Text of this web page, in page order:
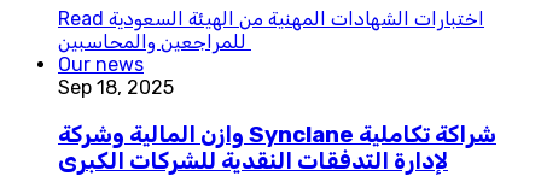
Read اختبارات الشهادات المهنية من الهيئة السعودية
Our news
Sep 18, 2025
وازن المالية وشركة Synclane شراكة تكاملية
لإدارة التدفقات النقدية للشركات الكبرى